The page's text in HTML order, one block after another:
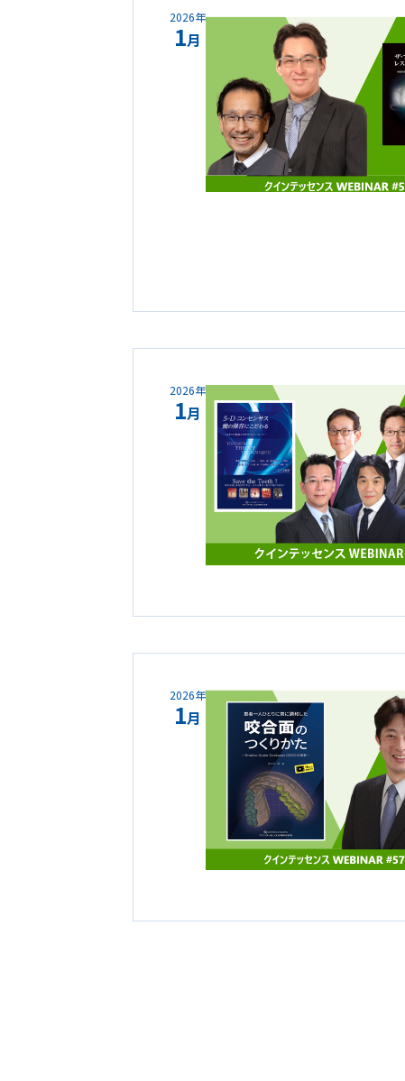
2026年
1月
2026年
1月
2026年
1月